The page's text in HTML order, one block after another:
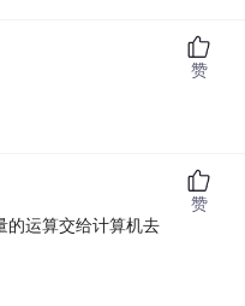
赞
的运算交给计算机去
赞